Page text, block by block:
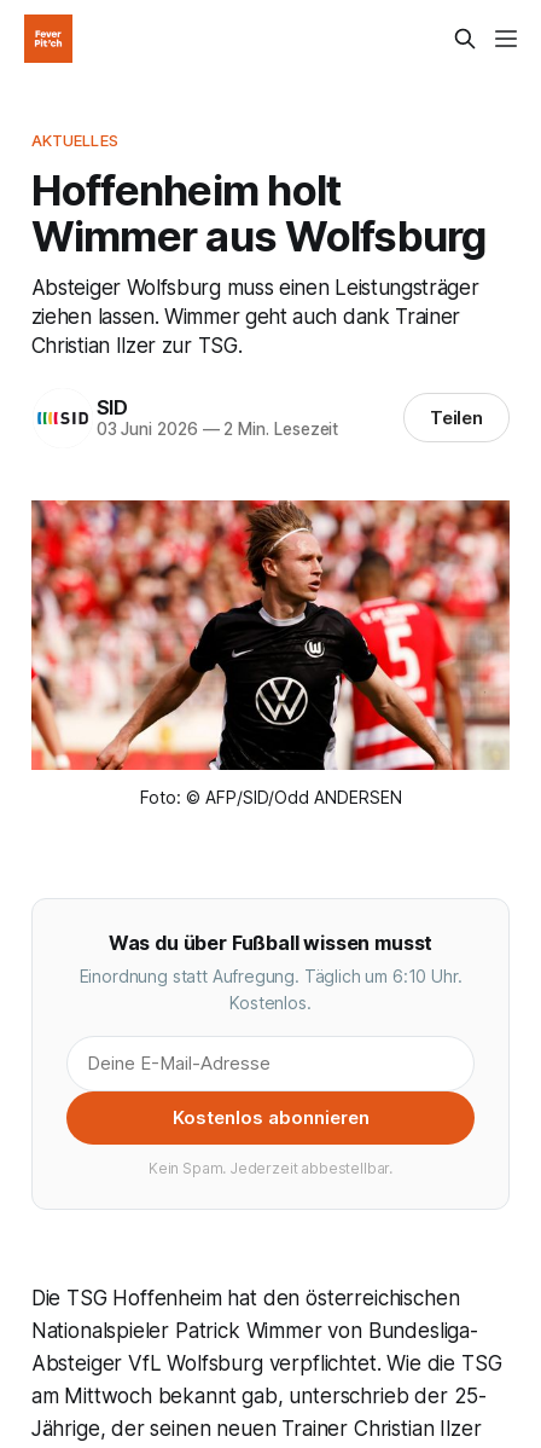
AKTUELLES
Hoffenheim holt
Wimmer aus Wolfsburg
Absteiger Wolfsburg muss einen Leistungsträger
ziehen lassen. Wimmer geht auch dank Trainer
Christian Ilzer zur TSG.
SID
03 Juni 2026 —2 Min. Lesezeit Teilen
Foto: © AFP/SID/Odd ANDERSEN
Was du über Fußball wissen musst
Einordnung statt Aufregung. Täglich um 6:10 Uhr.
Kostenlos.
Kostenlos abonnieren
Kein Spam. Jederzeit abbestellbar.
Die TSG Hoffenheim hat den österreichischen
Nationalspieler Patrick Wimmer von Bundesliga-
Absteiger VfL Wolfsburg verpflichtet. Wie die TSG
am Mittwoch bekannt gab, unterschrieb der 25-
Jährige, der seinen neuen Trainer Christian Ilzer